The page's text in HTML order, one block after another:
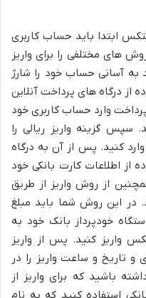
ابتدا باید حساب کاربری
های مختلفی را برای واریز
به آسانی حساب خود را شارژ
از درگاه های پرداخت آنلاین
وارد حساب کاربری خود
گزینه واریز ریالی را
کنید. پس از آن به درگاه
از اطلاعات کارت بانکی خود
از روش واریز از طریق
در این روش شما باید مبلغ
خودپرداز بانک خود به
واریز کنید. پس از واریز
و تاریخ و ساعت واریز را در
باشید که برای واریز از
استفاده کنید که به نام